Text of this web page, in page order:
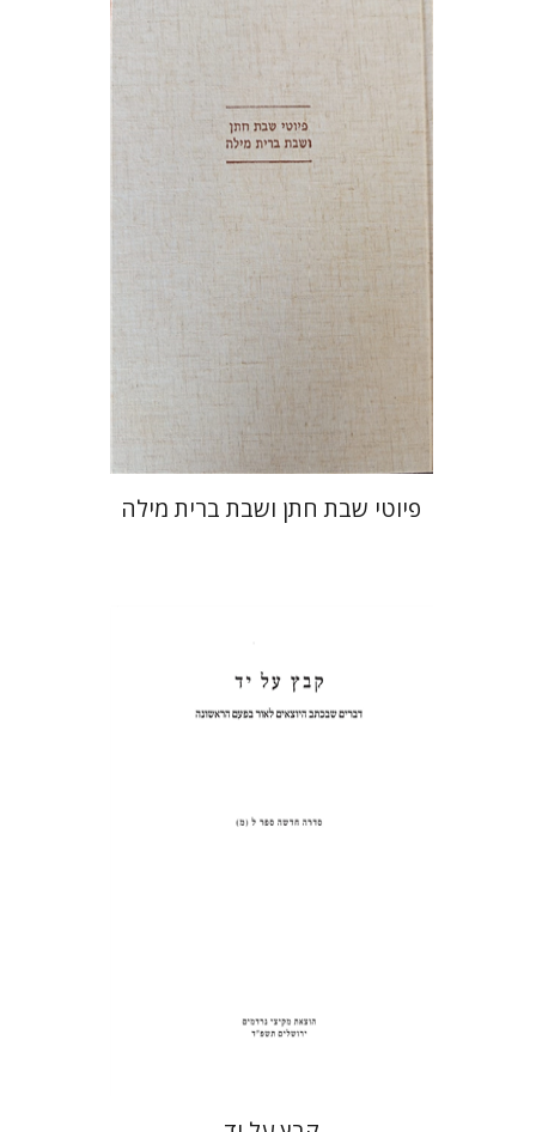
הנחת אתר ספר מודפס
פיוטי שבת חתן ושבת ברית מילה
שולמית אליצור
$34
$31